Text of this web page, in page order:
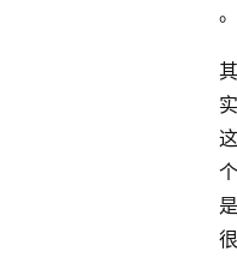
。
其
实
这
个
是
很